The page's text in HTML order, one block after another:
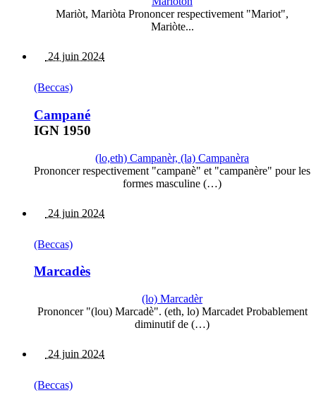
Mariòt, Mariòta Prononcer respectivement "Mariot",
Mariòte...
24 juin 2024
(Beccas)
Campané
IGN 1950
(lo,eth) Campanèr, (la) Campanèra
Prononcer respectivement "campanè" et "campanère" pour les
formes masculine (…)
24 juin 2024
(Beccas)
Marcadès
(lo) Marcadèr
Prononcer "(lou) Marcadè". (eth, lo) Marcadet Probablement
diminutif de (…)
24 juin 2024
(Beccas)